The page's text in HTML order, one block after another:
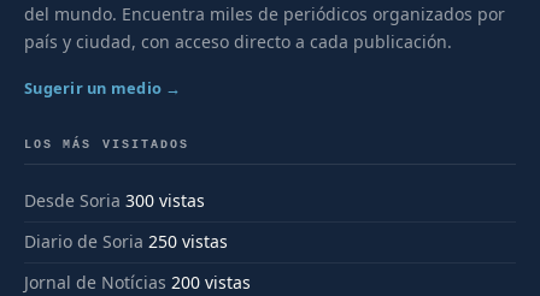
del mundo. Encuentra miles de periódicos organizados por
país y ciudad, con acceso directo a cada publicación.
Sugerir un medio →
LOS MÁS VISITADOS
Desde Soria 300 vistas
Diario de Soria 250 vistas
Jornal de Notícias 200 vistas